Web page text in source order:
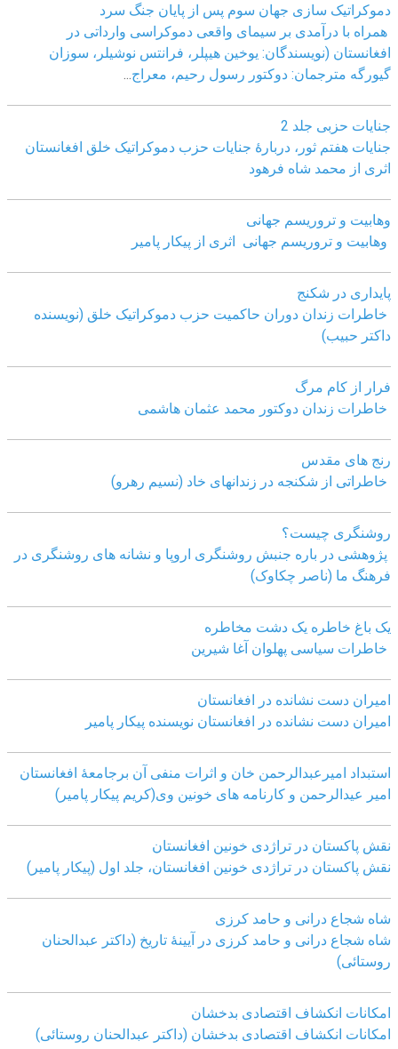
دموکراتیک سازی جهان سوم پس از پایان جنگ سرد
همراه با درآمدی بر سیمای واقعی دموکراسی وارداتی در
افغانستان (نویسندگان: یوخین هیپلر، فرانتس نوشیلر، سوزان
گیورگه مترجمان: دوکتور رسول رحیم، معراج
جنایات حزبی جلد 2
جنایات هفتم ثور، دربارۀ جنایات حزب دموکراتیک خلق افغانستان
اثری از محمد شاه فرهود
وهابیت و تروریسم جهانی
وهابیت و تروریسم جهانی اثری از پیکار پامیر
پایداری در شکنج
خاطرات زندان دوران حاکمیت حزب دموکراتیک خلق (نویسنده
داکتر حبیب)
فرار از کام مرگ
خاطرات زندان دوکتور محمد عثمان هاشمی
رنج های مقدس
خاطراتی از شکنجه در زندانهای خاد (نسیم رهرو)
روشنگری چیست؟
پژوهشی در باره جنبش روشنگری اروپا و نشانه های روشنگری در
فرهنگ ما (ناصر چکاوک)
یک باغ خاطره یک دشت مخاطره
خاطرات سیاسی پهلوان آغا شیرین
امیران دست نشانده در افغانستان
امیران دست نشانده در افغانستان نویسنده پیکار پامیر
استبداد امیرعبدالرحمن خان و اثرات منفی آن برجامعۀ افغانستان
امیر عیدالرحمن و کارنامه های خونین وی(کریم پیکار پامیر)
نقش پاکستان در تراژدی خونین افغانستان
نقش پاکستان در تراژدی خونین افغانستان، جلد اول (پیکار پامیر)
شاه شجاع درانی و حامد کرزی
شاه شجاع درانی و حامد کرزی در آیینۀ تاریخ (داکتر عبدالحنان
روستائی)
امکانات انکشاف اقتصادی بدخشان
امکانات انکشاف اقتصادی بدخشان (داکتر عبدالحنان روستائی)